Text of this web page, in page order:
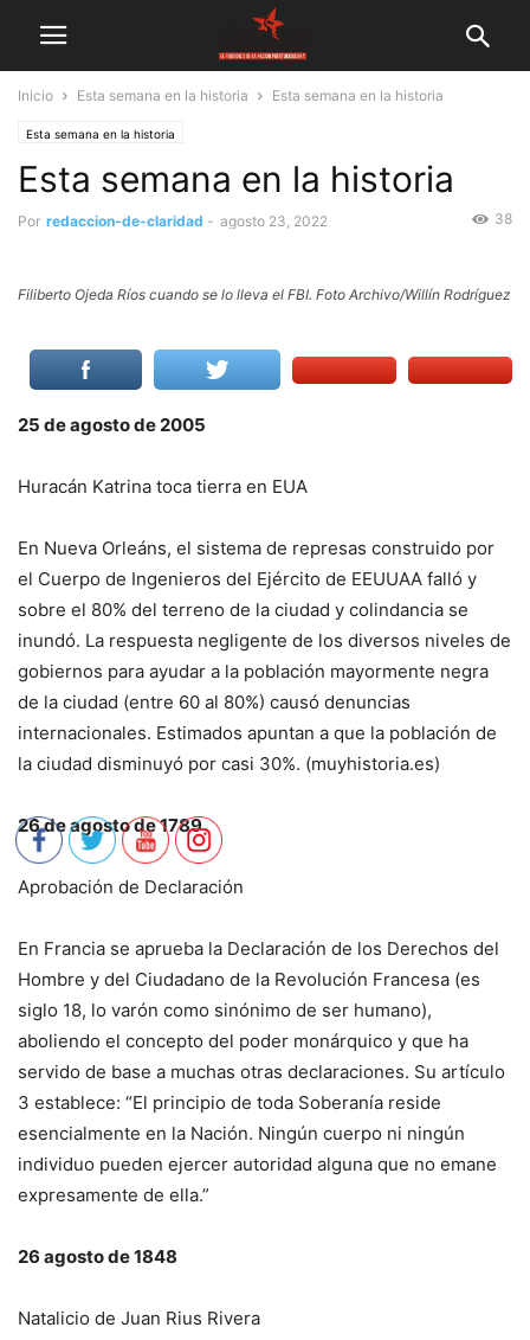
Inicio Esta semana en la historia Esta semana en la historia
Esta semana en la historia
Esta semana en la historia
Por redaccion-de-claridad - agosto 23, 2022 38
Filiberto Ojeda Ríos cuando se lo lleva el FBI. Foto Archivo/Willín Rodríguez
25 de agosto de 2005
Huracán Katrina toca tierra en EUA
En Nueva Orleáns, el sistema de represas construido por
el Cuerpo de Ingenieros del Ejército de EEUUAA falló y
sobre el 80% del terreno de la ciudad y colindancia se
inundó. La respuesta negligente de los diversos niveles de
gobiernos para ayudar a la población mayormente negra
de la ciudad (entre 60 al 80%) causó denuncias
internacionales. Estimados apuntan a que la población de
la ciudad disminuyó por casi 30%. (muyhistoria.es)
26 de agosto de 1789
Aprobación de Declaración
En Francia se aprueba la Declaración de los Derechos del
Hombre y del Ciudadano de la Revolución Francesa (es
siglo 18, lo varón como sinónimo de ser humano),
aboliendo el concepto del poder monárquico y que ha
servido de base a muchas otras declaraciones. Su artículo
3 establece: “El principio de toda Soberanía reside
esencialmente en la Nación. Ningún cuerpo ni ningún
individuo pueden ejercer autoridad alguna que no emane
expresamente de ella.”
26 agosto de 1848
Natalicio de Juan Rius Rivera